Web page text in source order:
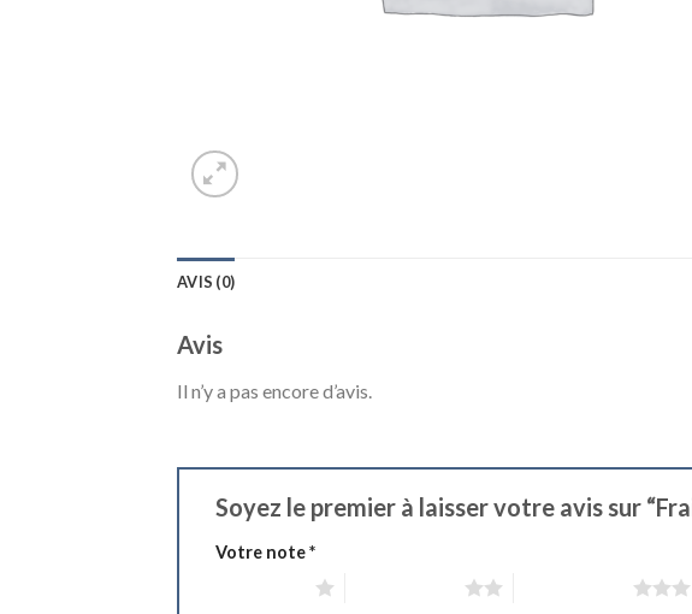
AVIS (0)
Avis
Il n’y a pas encore d’avis.
Soyez le premier à laisser votre avis sur
Votre note*